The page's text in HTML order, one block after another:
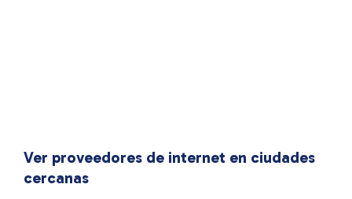
Ver proveedores de internet en ciudades
cercanas